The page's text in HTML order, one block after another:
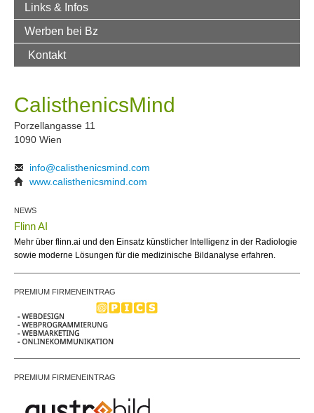
Links & Infos
Werben bei Bz
Kontakt
CalisthenicsMind
Porzellangasse 11
1090 Wien
info@calisthenicsmind.com
www.calisthenicsmind.com
NEWS
Flinn AI
Mehr über flinn.ai und den Einsatz künstlicher Intelligenz in der Radiologie
sowie moderne Lösungen für die medizinische Bildanalyse erfahren.
PREMIUM FIRMENEINTRAG
PREMIUM FIRMENEINTRAG